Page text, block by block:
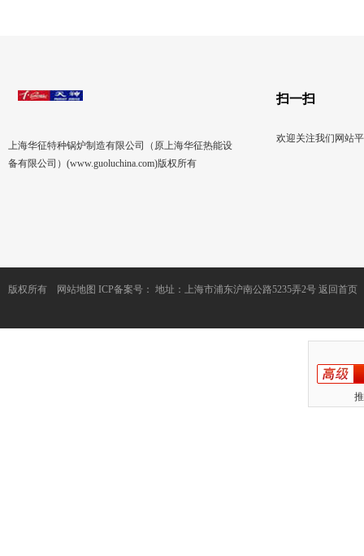
上海华征特种锅炉制造有限公司（原上海华征热能设
备有限公司）(www.guoluchina.com)版权所有
扫一扫
欢迎关注我们网站
版权所有 网站地图 ICP备案号： 地址：上海市浦东沪南公路5235弄2号 返回首页